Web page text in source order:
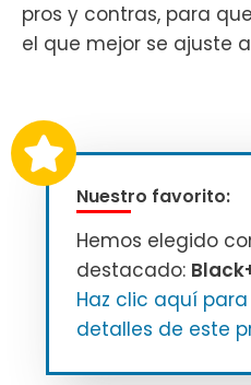
pros y contras, para
el que mejor se ajuste
Nuestro favorito:
Hemos elegido
destacado:
Haz clic aquí
detalles de este